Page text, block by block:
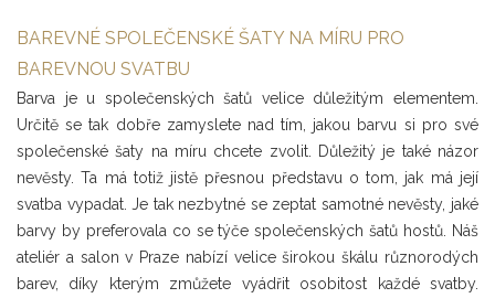
BAREVNÉ SPOLEČENSKÉ ŠATY NA MÍRU PRO
BAREVNOU SVATBU
Barva je u společenských šatů velice důležitým elementem.
Určitě se tak dobře zamyslete nad tím, jakou barvu si pro své
společenské šaty na míru chcete zvolit. Důležitý je také názor
nevěsty. Ta má totiž jistě přesnou představu o tom, jak má její
svatba vypadat. Je tak nezbytné se zeptat samotné nevěsty, jaké
barvy by preferovala co se týče společenských šatů hostů. Náš
ateliér a salon v Praze nabízí velice širokou škálu různorodých
barev, díky kterým zmůžete vyádřit osobitost každé svatby.